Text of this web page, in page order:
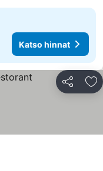
Katso hinnat
Jaa